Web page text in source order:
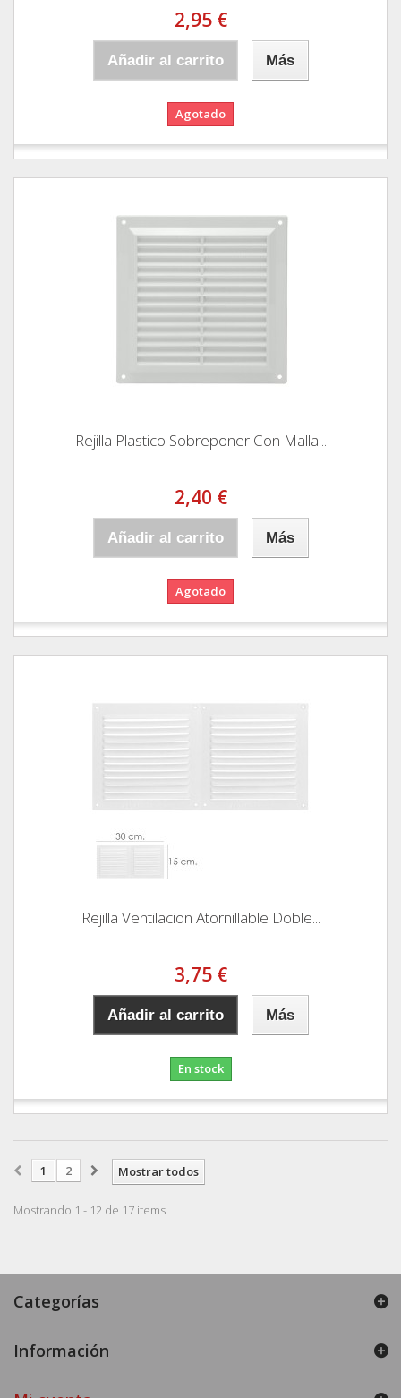
2,95 €
Añadir al carrito Más
Agotado
Rejilla Plastico Sobreponer Con Malla...
2,40 €
Añadir al carrito Más
Agotado
Rejilla Ventilacion Atornillable Doble...
3,75 €
Añadir al carrito Más
En stock
Mostrar todos
1 2
Mostrando 1 - 12 de 17 items
Categorías
Información